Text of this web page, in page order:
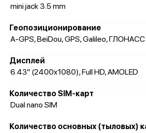
mini jack 3.5 mm
Геопозиционирование
A-GPS, BeiDou, GPS, Galileo, ГЛОНАСС
Дисплей
6.43" (2400x1080), Full HD, AMOLED
Количество SIM-карт
Dual nano SIM
Количество основных (тыловых)